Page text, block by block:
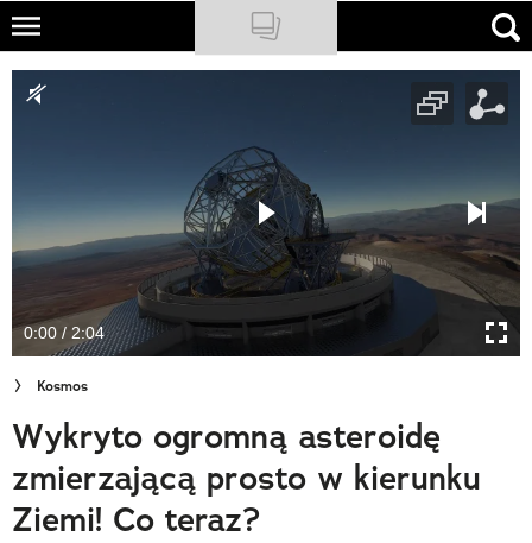
Skip
main
NATIONAL GEOGRAPHIC
Sklep
Cuda Polski
Wielki Konkurs Fotograficzny
Trendbook Podróżniczy
Polecane
0:00 / 2:04
Kosmos
Wykryto ogromną asteroidę
zmierzającą prosto w kierunku
Ziemi! Co teraz?